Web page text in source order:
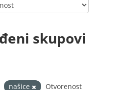
skupovi
našice
Otvorenost